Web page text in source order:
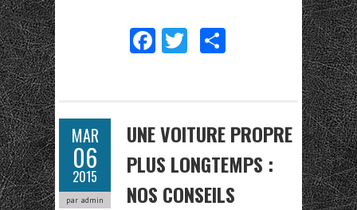
Fa
o
k
T
MAR
06
2015
par admin
UNE VOITURE PROPRE
PLUS LONGTEMPS :
NOS CONSEILS